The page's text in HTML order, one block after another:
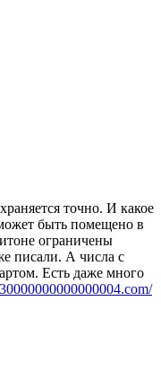
точно. И какое
быть помещено в
ограничены
писали. А числа с
Есть даже много